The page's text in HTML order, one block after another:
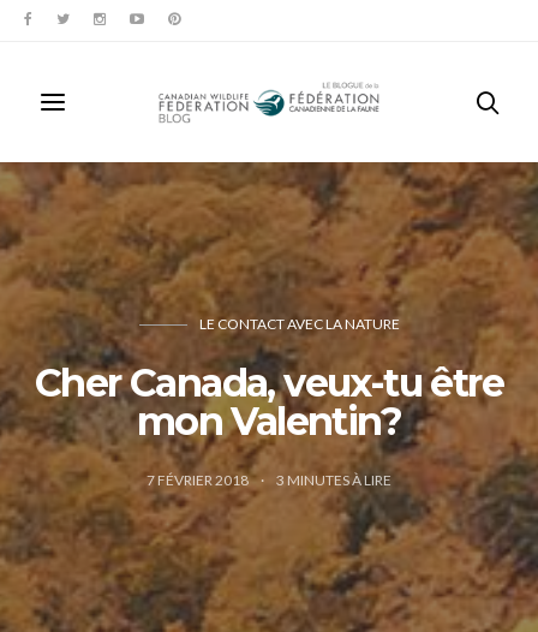
LE CONTACT AVEC LA NATURE
Cher Canada, veux-tu être
mon Valentin?
7 FÉVRIER 2018 3 MINUTES À LIRE